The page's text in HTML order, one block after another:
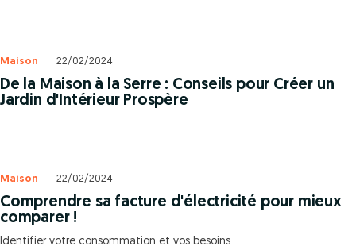
Maison 22/02/2024
De la Maison à la Serre : Conseils pour Créer un
Jardin d'Intérieur Prospère
Maison 22/02/2024
Comprendre sa facture d'électricité pour mieux
comparer !
Identifier votre consommation et vos besoins